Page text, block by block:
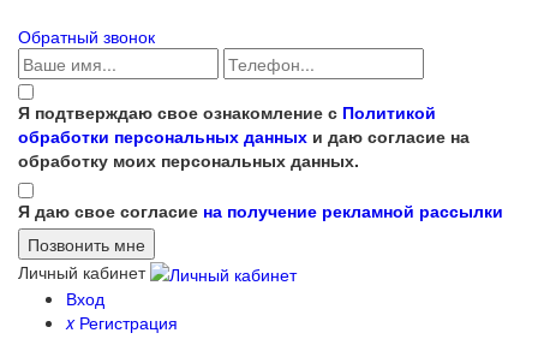
Обратный звонок
Я подтверждаю свое ознакомление с Политикой
обработки персональных данных и даю согласие на
обработку моих персональных данных.
Я даю свое согласие на получение рекламной рассылки
Личный кабинет
Вход
xРегистрация